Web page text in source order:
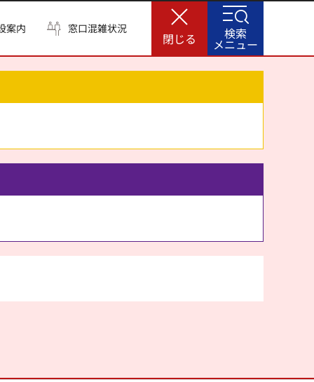
案内 窓口混雑状況
閉じる 検索
メニュー